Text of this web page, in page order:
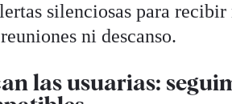
silenciosas para
ni descanso.
las usuarias: